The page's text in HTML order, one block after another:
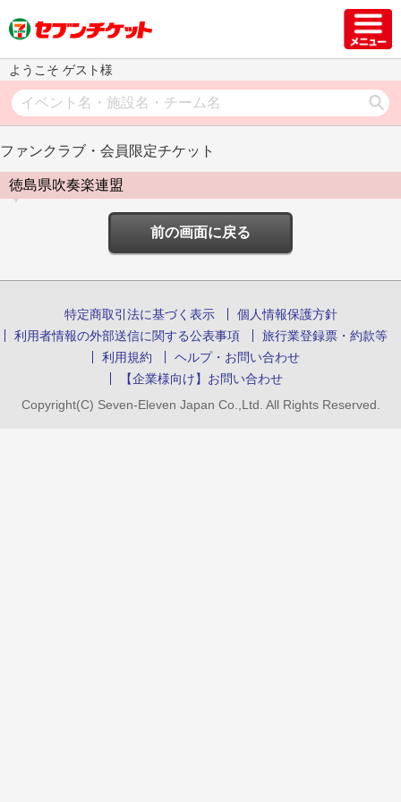
ようこそ ゲスト様
ファンクラブ・会員限定チケット
徳島県吹奏楽連盟
前の画面に戻る
特定商取引法に基づく表示
個人情報保護方針
利用者情報の外部送信に関する公表事項
旅行業登録票・約款等
利用規約
ヘルプ・お問い合わせ
【企業様向け】お問い合わせ
Copyright(C) Seven-Eleven Japan Co.,Ltd. All Rights Reserved.